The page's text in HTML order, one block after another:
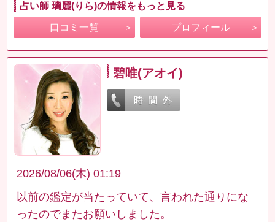
占い師 璃麗(りら)の情報をもっと見る
口コミ一覧 プロフィール
碧唯(アオイ)
2026/08/06(木) 01:19
以前の鑑定が当たっていて、言われた通りにな
ったのでまたお願いしました。